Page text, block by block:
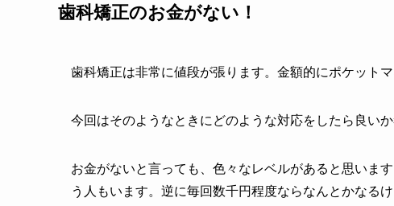
歯科矯正のお金がない！
歯科矯正は非常に値段が張ります。金額的にポケット
今回はそのようなときにどのような対応をしたら良いか
お金がないと言っても、色々なレベルがあると思いま
う人もいます。逆に毎回数千円程度ならなんとかなる